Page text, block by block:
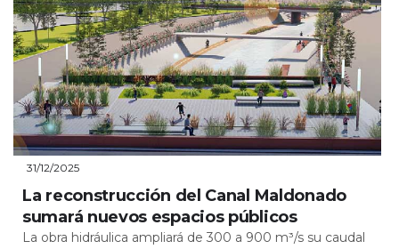
31/12/2025
La reconstrucción del Canal Maldonado
sumará nuevos espacios públicos
La obra hidráulica ampliará de 300 a 900 m³/s su caudal